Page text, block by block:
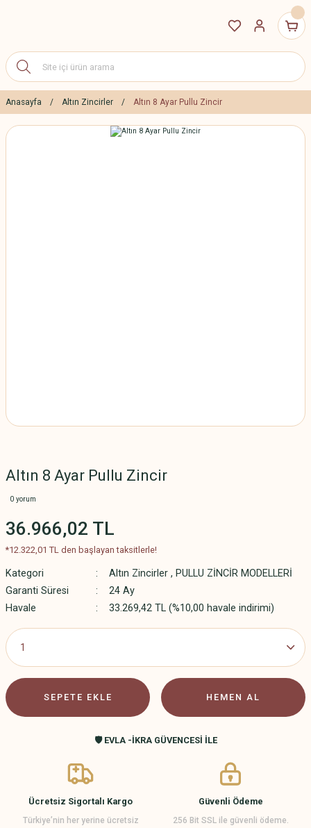
Anasayfa Altın Zincirler Altın 8 Ayar Pullu Zincir
Altın 8 Ayar Pullu Zincir
0 yorum
36.966,02 TL
*12.322,01 TL den başlayan taksitlerle!
Kategori Altın Zincirler , PULLU ZİNCİR MODELLERİ
Garanti Süresi
24 Ay
Havale
33.269,42 TL (%10,00 havale indirimi)
SEPETE EKLE HEMEN AL
🛡️ EVLA -İKRA GÜVENCESİ İLE
Ücretsiz Sigortalı Kargo
Türkiye’nin her yerine ücretsiz
Güvenli Ödeme
256 Bit SSL ile güvenli ödeme.